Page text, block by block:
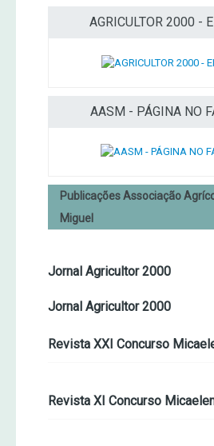
AGRICULTOR 2000 -
AASM - PÁGINA NO
Publicações Associação
Miguel
Jornal Agricultor 2000
Jornal Agricultor 2000
Revista XXI Concurso
Revista XI Concurso